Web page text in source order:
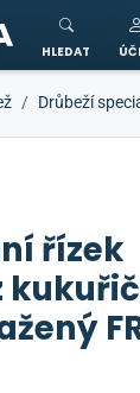
HLEDAT
Drůbeží
řízek